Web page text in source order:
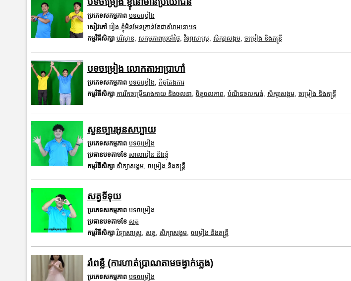
ប្រភេទសកម្មភាព បទចម្រៀង
សៀវភៅ រឿង ខ្ញុំមិនមែនគ្រាន់តែជាសំរាមនោះទេ
កម្មវិធីសិក្សា បរិស្ថាន សកម្មភាពប្រចាំថ្ងៃ វិទ្យាសាស្រ្ត សិក្សាសង្គម, ចម្រៀង និងតន្ត្រី
បទចម្រៀង លោកតាអាប្រាហាំ
ប្រភេទសកម្មភាព បទចម្រៀង
កិច្ចតែងការ
កម្មវិធីសិក្សា ការរីកចម្រើនរាងកាយ និងចលនា ចិត្តចលភាព បំណិនចលករធំ សិក្សាសង្គម, ចម្រៀង និងតន្ត្រី
សួនច្បារអូនសប្បាយ
ប្រភេទសកម្មភាព បទចម្រៀង
ប្រធានបទតាមខែ សាលារៀន និងខ្ញុំ
កម្មវិធីសិក្សា សិក្សាសង្គម, ចម្រៀង និងតន្ត្រី
សត្វទីទុយ
ប្រភេទសកម្មភាព បទចម្រៀង
ប្រធានបទតាមខែ សត្វ
កម្មវិធីសិក្សា វិទ្យាសាស្រ្ត សត្វ សិក្សាសង្គម, ចម្រៀង និងតន្ត្រី
រាំពន្លឺ (ការហាត់ប្រាណតាមចង្វាក់ភ្លេង)
ប្រភេទសកម្មភាព បទចម្រៀង